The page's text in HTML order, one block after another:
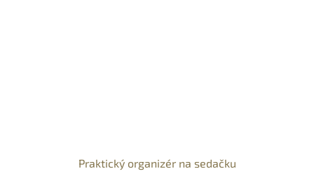
Praktický organizér na sedačku